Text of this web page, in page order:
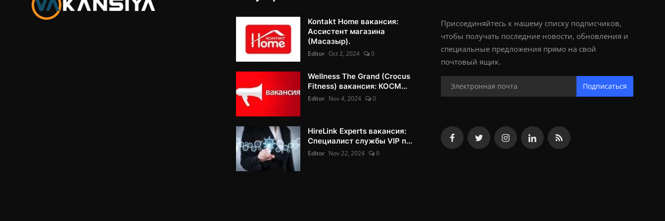
Kontakt Home вакансия:
Ассистент магазина
(Масазыр).
Editor Oct 2, 2024 0
Wellness The Grand (Crocus
Fitness) вакансия: КОСМ...
Editor Nov 4, 2024 0
HireLink Experts вакансия:
Специалист службы VIP п...
Editor Nov 22, 2024 0
Присоединяйтесь к нашему списку подписчиков,
чтобы получать последние новости, обновления и
специальные предложения прямо на свой
почтовый ящик.
Подписаться